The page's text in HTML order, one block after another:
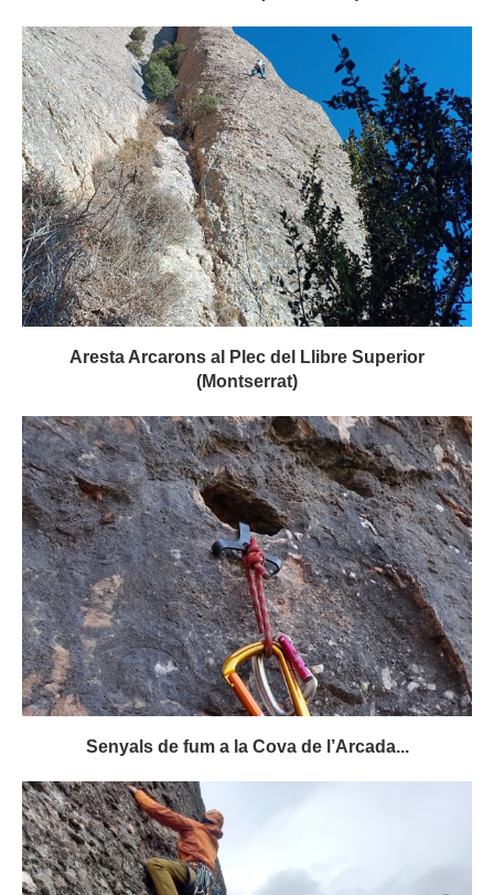
Aresta Arcarons al Plec del Llibre Superior
(Montserrat)
Senyals de fum a la Cova de l’Arcada...